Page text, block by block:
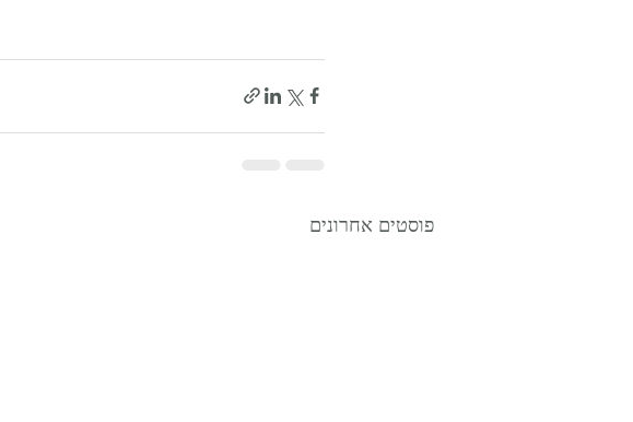
פוסטים אחרונים